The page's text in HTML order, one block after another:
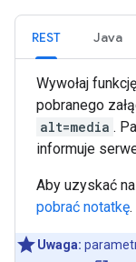
REST Java
Wywołaj funkcję
pobranego
alt=media .
informuje
Aby uzyskać
pobrać notatkę.
Uwaga: